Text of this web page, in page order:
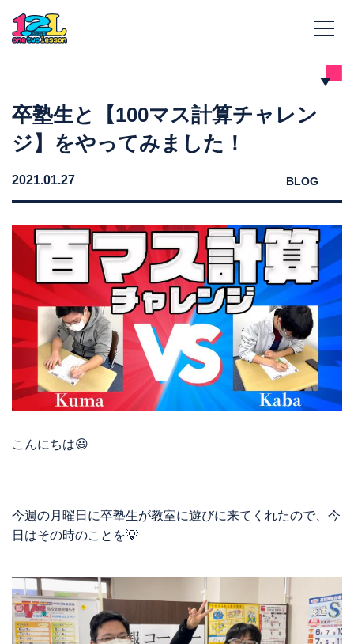
卒塾生と【100マス計算チャレン
ジ】をやってみました！
2021.01.27 BLOG
こんにちは😃
今週の月曜日に卒塾生が教室に遊びに来てくれたので、今
日はその時のことを💡